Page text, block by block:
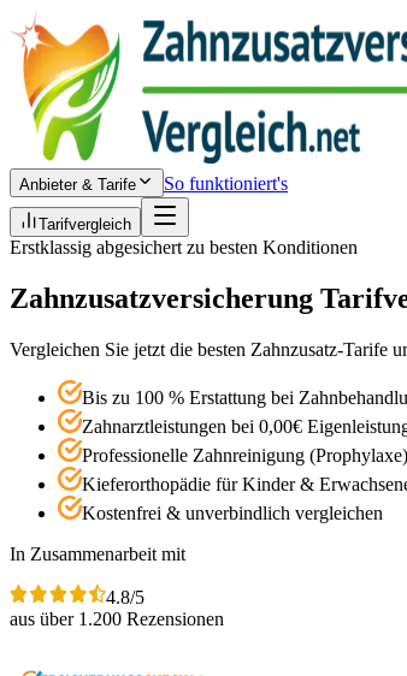
Anbieter & Tarife So funktioniert's
Tarifvergleich
Erstklassig abgesichert zu besten Konditionen
Zahnzusatz­versicherung
Vergleichen Sie jetzt die besten Zahnzusatz-Tarife
Bis zu 100 % Erstattung bei
Zahnarztleistungen bei 0,00€
Professionelle Zahnreinigung
Kieferorthopädie für Kinder &
Kostenfrei & unverbindlich vergleichen
In Zusammenarbeit mit
4.8/5
aus über 1.200 Rezensionen